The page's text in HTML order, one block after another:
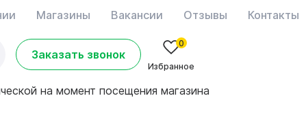
Магазины Вакансии Отзывы Контакты
Заказать звонок
0
Избранное
на момент посещения магазина